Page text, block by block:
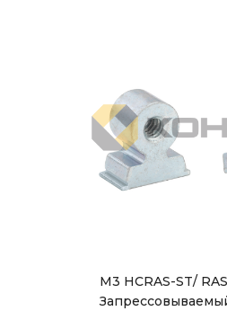
M3 HCRAS-ST/